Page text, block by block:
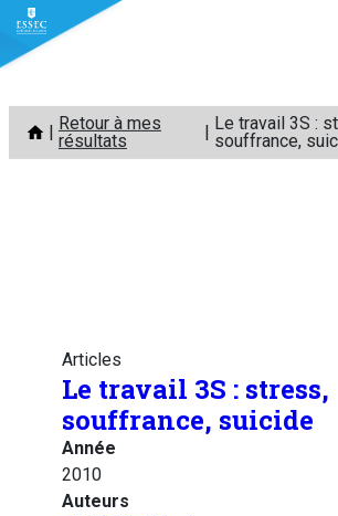
Aller
contenu
Retour à mes
résultats
Le travail 3S :
souffrance,
Articles
Le travail 3S : stress,
souffrance, suicide
Année
2010
Auteurs